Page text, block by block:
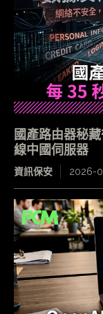
國產路由器秘
線中國伺服器
資訊保安 2026-